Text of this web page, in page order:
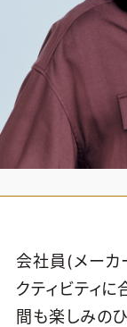
エクラプレミ
通販ランキング
デジタルカタロ
エクラプレミ
from編集部
インフォメー
プレゼント
会社員(メーカ
クティビティ
間も楽しみの